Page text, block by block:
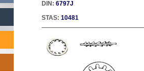
DIN: 6797J
STAS: 10481